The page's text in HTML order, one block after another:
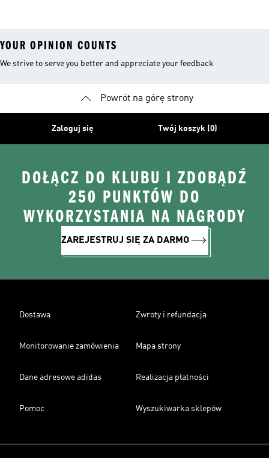
YOUR OPINION COUNTS
We strive to serve you better and appreciate your feedback
Powrót na górę strony
Zaloguj się Twój koszyk (0)
DOŁĄCZ DO KLUBU I ZDOBĄDŹ
250 PUNKTÓW DO
WYKORZYSTANIA NA NAGRODY
ZAREJESTRUJ SIĘ ZA DARMO
Dostawa Zwroty i refundacja
Monitorowanie zamówienia Mapa strony
Dane adresowe adidas Realizacja płatności
Pomoc Wyszukiwarka sklepów